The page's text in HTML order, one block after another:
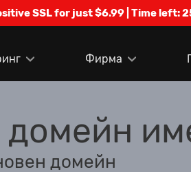
SSL for just $6.99 | Time left:
Фирма
домейн
домейн